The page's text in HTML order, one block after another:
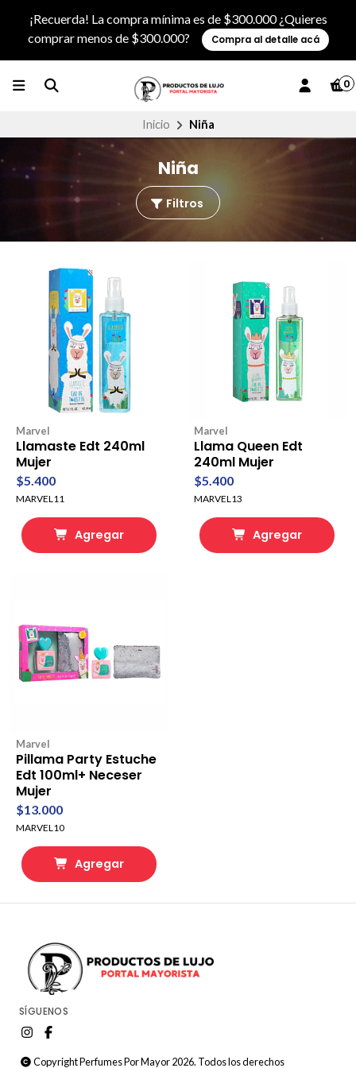
¡Recuerda! La compra mínima es de $300.000 ¿Quieres
comprar menos de $300.000?
Compra al detalle acá
0
Inicio Niña
Niña
Filtros
Marvel
Llamaste Edt 240ml
Mujer
$5.400
MARVEL11
Agregar
Marvel
Llama Queen Edt
240ml Mujer
$5.400
MARVEL13
Agregar
Marvel
Pillama Party Estuche
Edt 100ml+ Neceser
Mujer
$13.000
MARVEL10
Agregar
SÍGUENOS
Copyright Perfumes Por Mayor 2026. Todos los derechos